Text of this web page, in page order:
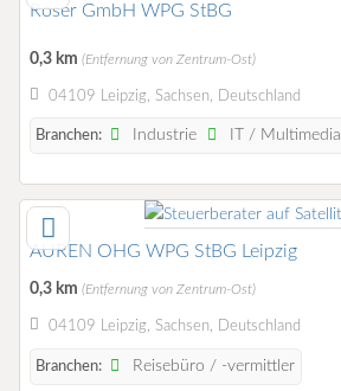
Roser GmbH WPG StBG
0,3 km (Entfernung von Zentrum-Ost)
04109 Leipzig, Sachsen, Deutschland
Branchen: Industrie IT / Multimedia
AUREN OHG WPG StBG Leipzig
0,3 km (Entfernung von Zentrum-Ost)
04109 Leipzig, Sachsen, Deutschland
Branchen: Reisebüro / -vermittler